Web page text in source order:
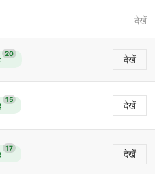
देखें
20 देखें
15 देखें
17 देखें